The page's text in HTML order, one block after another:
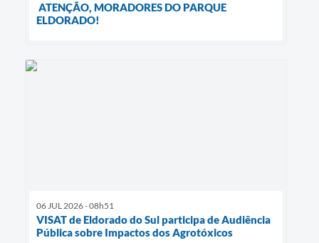
ATENÇÃO, MORADORES DO PARQUE
ELDORADO!
06 JUL 2026 - 08h51
VISAT de Eldorado do Sul participa de Audiência
Pública sobre Impactos dos Agrotóxicos